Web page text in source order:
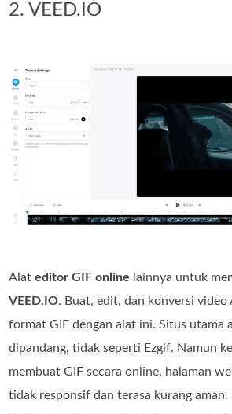
2. VEED.IO
Alateditor GIF online lainnya untuk
VEED.IO. Buat, edit, dan konversi video
format GIF dengan alat ini. Situs utama
dipandang, tidak seperti Ezgif. Namun
membuat GIF secara online, halaman
tidak responsif dan terasa kurang aman.